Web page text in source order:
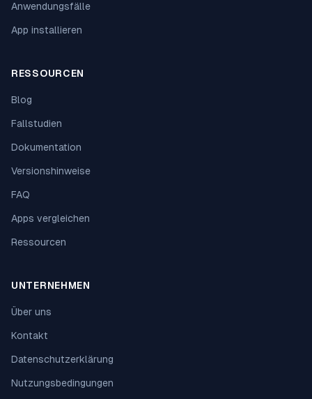
Anwendungsfälle
App installieren
RESSOURCEN
Blog
Fallstudien
Dokumentation
Versionshinweise
FAQ
Apps vergleichen
Ressourcen
UNTERNEHMEN
Über uns
Kontakt
Datenschutzerklärung
Nutzungsbedingungen